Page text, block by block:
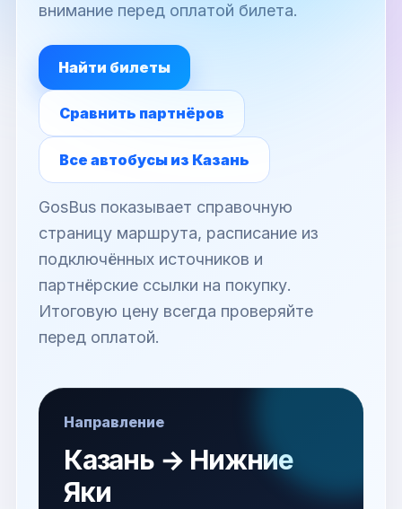
внимание перед оплатой билета.
Найти билеты
Сравнить партнёров
Все автобусы из Казань
GosBus показывает справочную
страницу маршрута, расписание из
подключённых источников и
партнёрские ссылки на покупку.
Итоговую цену всегда проверяйте
перед оплатой.
Направление
Казань → Нижние
Яки